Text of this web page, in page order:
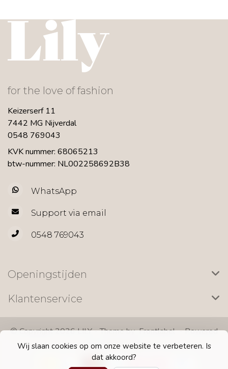
Wij slaan cookies op om onze website te verbeteren. Is
dat akkoord?
for the love of fashion
Keizerserf 11
7442 MG Nijverdal
0548 769043
KVK nummer: 68065213
btw-nummer: NL002258692B38
WhatsApp
Support via email
0548 769043
Openingstijden
Klantenservice
© Copyright 2026 LILY - Theme byFrontlabel- Powered
byLightspeed